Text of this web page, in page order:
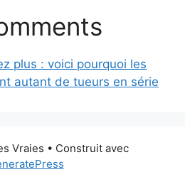
plus : voici pourquoi les
autant de tueurs en série
Vraies • Construit avec